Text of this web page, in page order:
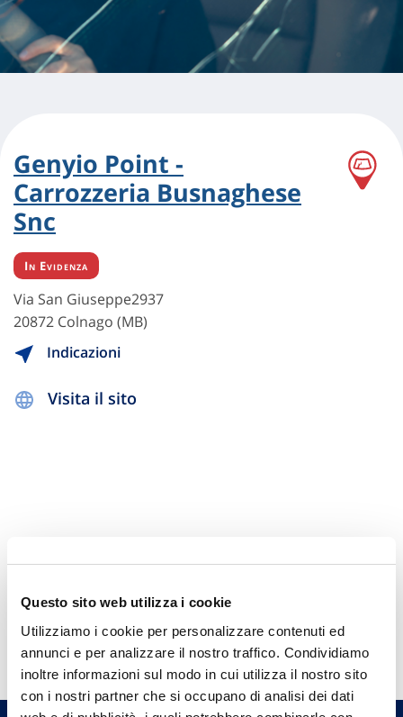
Questo sito web utilizza i cookie
Utilizziamo i cookie per personalizzare contenuti ed
annunci e per analizzare il nostro traffico. Condividiamo
inoltre informazioni sul modo in cui utilizza il nostro sito
con i nostri partner che si occupano di analisi dei dati
Genyio Point -
Carrozzeria Busnaghese
Snc
In Evidenza
Via San Giuseppe2937
20872 Colnago (MB)
Indicazioni
Visita il sito
Hai bisogno di
informazioni?
Trova l'Agenzia più vicina a te e parla con